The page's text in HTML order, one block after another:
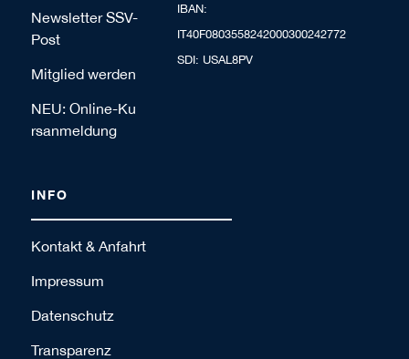
Newsletter SSV-
Post
Mitglied werden
NEU: Online-Ku
rsanmeldung
IBAN:
IT40F0803558242000300242772
SDI: USAL8PV
INFO
Kontakt & Anfahrt
Impressum
Datenschutz
Transparenz